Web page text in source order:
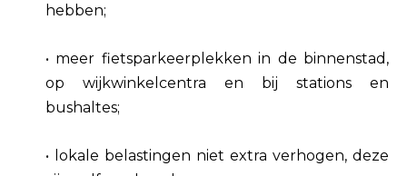
hebben;
• meer fietsparkeerplekken in de binnenstad,
op wijkwinkelcentra en bij stations en
bushaltes;
• lokale belastingen niet extra verhogen, deze